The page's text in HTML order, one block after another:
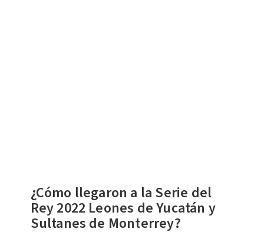
¿Cómo llegaron a la Serie del
Rey 2022 Leones de Yucatán y
Sultanes de Monterrey?